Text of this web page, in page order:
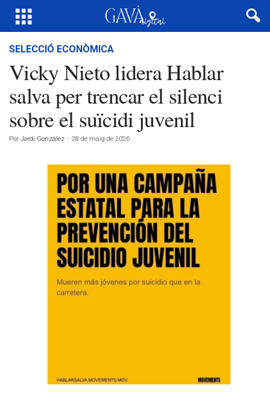
SELECCIÓ ECONÒMICA
Vicky Nieto lidera Hablar
salva per trencar el silenci
sobre el suïcidi juvenil
Por Jordi González - 28 de maig de 2026